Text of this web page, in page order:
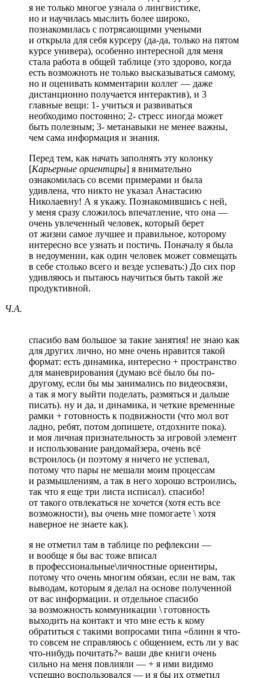
я не только многое узнала о лингвистике,
но и научилась мыслить более широко,
познакомилась с потрясающими учеными
и открыла для себя курсеру (да-да, только на пятом
курсе универа), особенно интересной для меня
стала работа в общей таблице (это здорово, когда
есть возможноть не только высказываться самому,
но и оценивать комментарии коллег — даже
дистанционно получается интерактив), и 3
главные вещи: 1- учиться и развиваться
необходимо постоянно; 2- стресс иногда может
быть полезным; 3- метанавыки не менее важны,
чем сама информация и знания.
Перед тем, как начать заполнять эту колонку
[Карьерные ориентиры] я внимательно
ознакомилась со всеми примерами и была
удивлена, что никто не указал Анастасию
Николаевну! А я укажу. Познакомившись с ней,
у меня сразу сложилось впечатление, что она —
очень увлеченный человек, который берет
от жизни самое лучшее и правильное, которому
интересно все узнать и постичь. Поначалу я была
в недоумении, как один человек может совмещать
в себе столько всего и везде успевать:) До сих пор
удивляюсь и пытаюсь научиться быть такой же
продуктивной.
Ч.А.
спасибо вам большое за такие занятия! не знаю как
для других лично, но мне очень нравится такой
формат: есть динамика, интересно + пространство
для маневрирования (думаю всё было бы по-
другому, если бы мы занимались по видеосвязи,
а так я могу выйти поделать, размяться и дальше
писать). ну и да, и динамика, и четкие временные
рамки + готовность к подвижности (что мол вот
ладно, ребят, потом допишете, отдохните пока).
и моя личная признательность за игровой элемент
и использование рандомайзера, очень всё
встроилось (и поэтому я ничего не успевал,
потому что пары не мешали моим процессам
и размышлениям, а так в него хорошо встроились,
так что я еще три листа исписал). спасибо!
от такого отвлекаться не хочется (хотя есть все
возможности), вы очень мне помогаете \ хотя
наверное не знаете как).
я не отметил там в таблице по рефлексии —
и вообще я бы вас тоже вписал
в профессиональные\личностные ориентиры,
потому что очень многим обязан, если не вам, так
выводам, которым я делал на основе полученной
от вас информации. и отдельное спасибо
за возможность коммуникации \ готовность
выходить на контакт и что мне есть к кому
обратиться с такими вопросами типа «блинн я что-
то совсем не справляюсь с общением, есть ли у вас
что-нибудь почитать?» ваши две книги очень
сильно на меня повлияли — + я ими видимо
успешно воспользовался — и я бы их отметил